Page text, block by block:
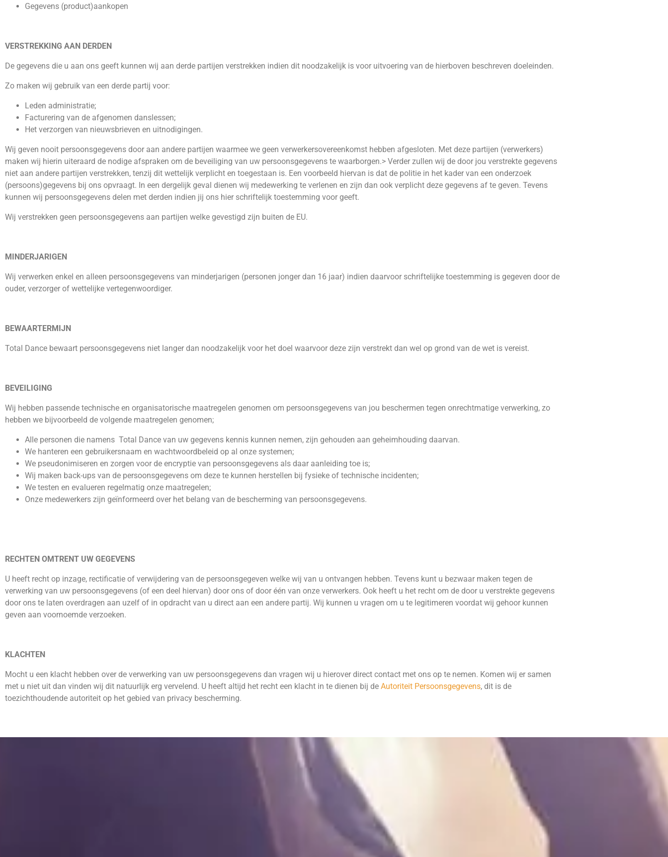
Gegevens (product)aankopen
VERSTREKKING AAN DERDEN
De gegevens die u aan ons geeft kunnen wij aan derde partijen verstrekken indien dit noodzakelijk is voor uitvoering van de hierboven beschreven doeleinden.
Zo maken wij gebruik van een derde partij voor:
Leden administratie;
Facturering van de afgenomen danslessen;
Het verzorgen van nieuwsbrieven en uitnodigingen.
Wij geven nooit persoonsgegevens door aan andere partijen waarmee we geen verwerkersovereenkomst hebben afgesloten. Met deze partijen (verwerkers)
maken wij hierin uiteraard de nodige afspraken om de beveiliging van uw persoonsgegevens te waarborgen.> Verder zullen wij de door jou verstrekte gegevens
niet aan andere partijen verstrekken, tenzij dit wettelijk verplicht en toegestaan is. Een voorbeeld hiervan is dat de politie in het kader van een onderzoek
(persoons)gegevens bij ons opvraagt. In een dergelijk geval dienen wij medewerking te verlenen en zijn dan ook verplicht deze gegevens af te geven. Tevens
kunnen wij persoonsgegevens delen met derden indien jij ons hier schriftelijk toestemming voor geeft.
Wij verstrekken geen persoonsgegevens aan partijen welke gevestigd zijn buiten de EU.
MINDERJARIGEN
Wij verwerken enkel en alleen persoonsgegevens van minderjarigen (personen jonger dan 16 jaar) indien daarvoor schriftelijke toestemming is gegeven door de
ouder, verzorger of wettelijke vertegenwoordiger.
BEWAARTERMIJN
Total Dance bewaart persoonsgegevens niet langer dan noodzakelijk voor het doel waarvoor deze zijn verstrekt dan wel op grond van de wet is vereist.
BEVEILIGING
Wij hebben passende technische en organisatorische maatregelen genomen om persoonsgegevens van jou beschermen tegen onrechtmatige verwerking, zo
hebben we bijvoorbeeld de volgende maatregelen genomen;
Alle personen die namens Total Dance van uw gegevens kennis kunnen nemen, zijn gehouden aan geheimhouding daarvan.
We hanteren een gebruikersnaam en wachtwoordbeleid op al onze systemen;
We pseudonimiseren en zorgen voor de encryptie van persoonsgegevens als daar aanleiding toe is;
Wij maken back-ups van de persoonsgegevens om deze te kunnen herstellen bij fysieke of technische incidenten;
We testen en evalueren regelmatig onze maatregelen;
Onze medewerkers zijn geïnformeerd over het belang van de bescherming van persoonsgegevens.
RECHTEN OMTRENT UW GEGEVENS
U heeft recht op inzage, rectificatie of verwijdering van de persoonsgegeven welke wij van u ontvangen hebben. Tevens kunt u bezwaar maken tegen de
verwerking van uw persoonsgegevens (of een deel hiervan) door ons of door één van onze verwerkers. Ook heeft u het recht om de door u verstrekte gegevens
door ons te laten overdragen aan uzelf of in opdracht van u direct aan een andere partij. Wij kunnen u vragen om u te legitimeren voordat wij gehoor kunnen
geven aan voornoemde verzoeken.
KLACHTEN
Mocht u een klacht hebben over de verwerking van uw persoonsgegevens dan vragen wij u hierover direct contact met ons op te nemen. Komen wij er samen
met u niet uit dan vinden wij dit natuurlijk erg vervelend. U heeft altijd het recht een klacht in te dienen bij de Autoriteit Persoonsgegevens, dit is de
toezichthoudende autoriteit op het gebied van privacy bescherming.